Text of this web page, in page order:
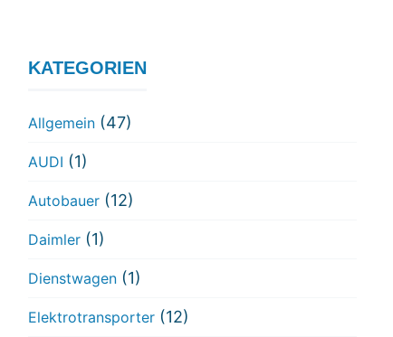
KATEGORIEN
Allgemein(47)
AUDI (1)
Autobauer(12)
Daimler(1)
Dienstwagen(1)
Elektrotransporter(12)